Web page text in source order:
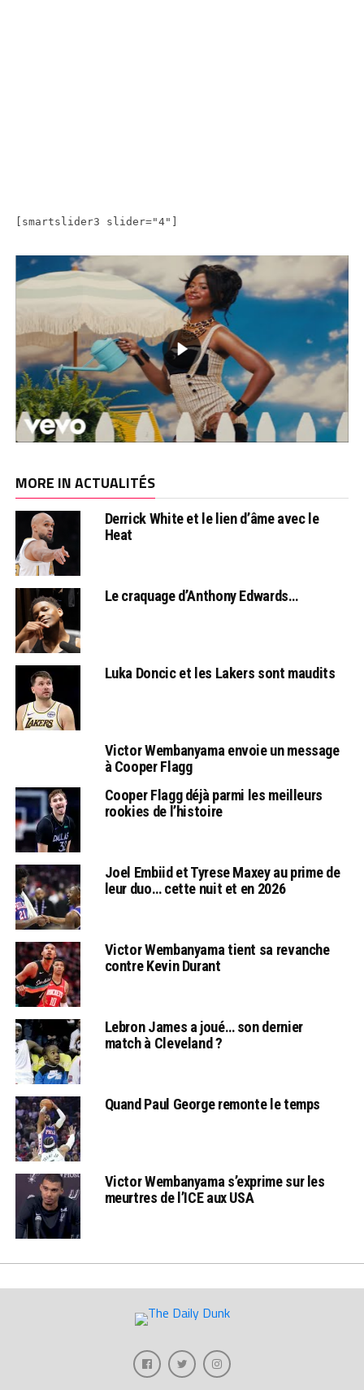
[smartslider3 slider="4"]
MORE IN ACTUALITÉS
Derrick White et le lien d’âme avec le
Heat
Le craquage d’Anthony Edwards…
Luka Doncic et les Lakers sont maudits
Victor Wembanyama envoie un message
à Cooper Flagg
Cooper Flagg déjà parmi les meilleurs
rookies de l’histoire
Joel Embiid et Tyrese Maxey au prime de
leur duo… cette nuit et en 2026
Victor Wembanyama tient sa revanche
contre Kevin Durant
Lebron James a joué… son dernier
match à Cleveland ?
Quand Paul George remonte le temps
Victor Wembanyama s’exprime sur les
meurtres de l’ICE aux USA